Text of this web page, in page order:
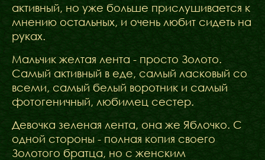
активный, но уже больше прислушивается к
мнению остальных, и очень любит сидеть на
руках.
Мальчик желтая лента - просто Золото.
Самый активный в еде, самый ласковый со
всеми, самый белый воротник и самый
фотогеничный, любимец сестер.
Девочка зеленая лента, она же Яблочко. С
одной стороны - полная копия своего
Золотого братца, но с женским